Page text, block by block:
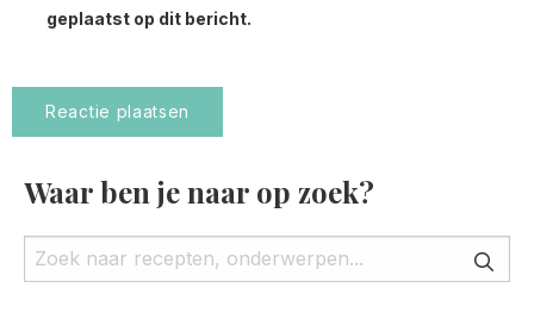
geplaatst op dit bericht.
Waar ben je naar op zoek?